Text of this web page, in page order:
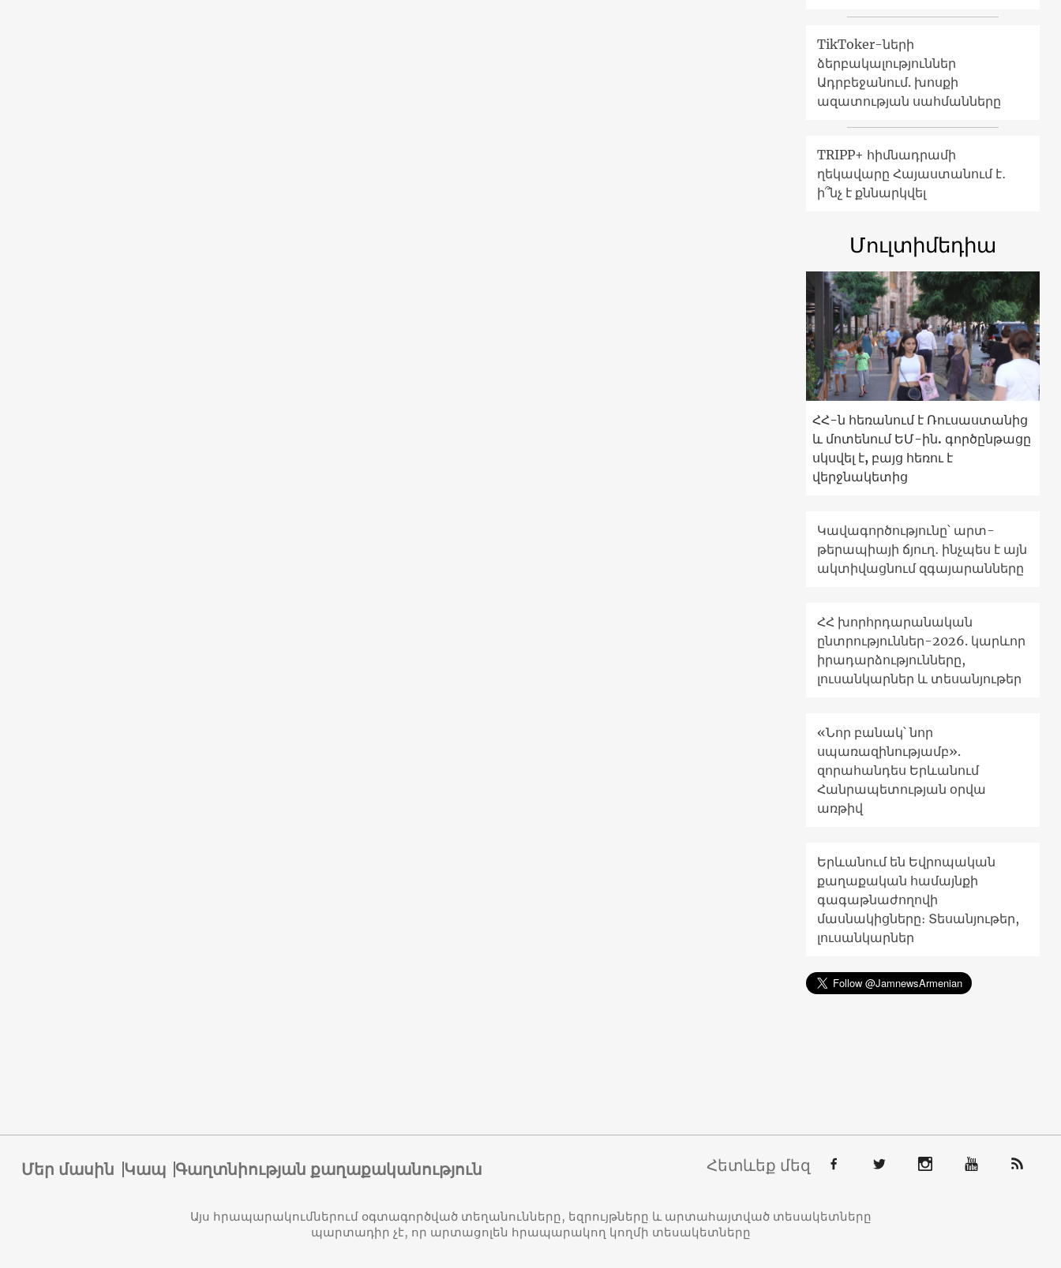
TikToker-ների
ձերբակալություններ
Ադրբեջանում. խոսքի
ազատության սահմանները
TRIPP+ հիմնադրամի
ղեկավարը Հայաստանում է․
ի՞նչ է քննարկվել
Մուլտիմեդիա
ՀՀ-ն հեռանում է Ռուսաստանից
և մոտենում ԵՄ-ին. գործընթացը
սկսվել է, բայց հեռու է
վերջնակետից
Կավագործությունը՝ արտ-
թերապիայի ճյուղ․ ինչպես է այն
ակտիվացնում զգայարանները
ՀՀ խորհրդարանական
ընտրություններ-2026. կարևոր
իրադարձությունները,
լուսանկարներ և տեսանյութեր
«Նոր բանակ՝ նոր
սպառազինությամբ».
զորահանդես Երևանում
Հանրապետության օրվա
առթիվ
Երևանում են Եվրոպական
քաղաքական համայնքի
գագաթնաժողովի
մասնակիցները։ Տեսանյութեր,
լուսանկարներ
Մեր մասին Կապ Գաղտնիության քաղաքականություն Հետևեք մեզ
Այս հրապարակումներում օգտագործված տեղանունները, եզրույթները և արտահայտված տեսակետները
պարտադիր չէ, որ արտացոլեն հրապարակող կողմի տեսակետները